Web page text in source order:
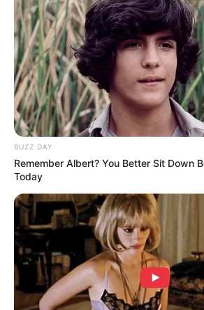
(foto: instagram/
9. Sama-sama cantik dan peduli
khususnya Bali, keduanya tuai
BUZZ DAY
Remember Albert? You Better Sit Down
Today